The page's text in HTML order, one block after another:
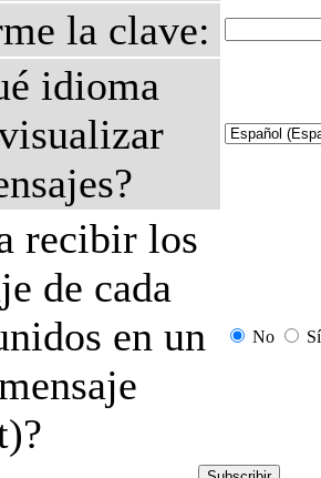
la clave:
idioma
recibir los
de cada
en un
No Sí